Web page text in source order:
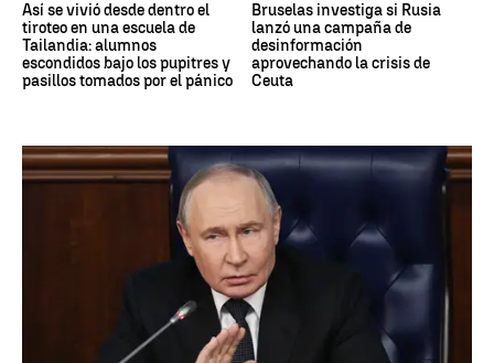
Así se vivió desde dentro el
tiroteo en una escuela de
Tailandia: alumnos
escondidos bajo los pupitres y
pasillos tomados por el pánico
Bruselas investiga si Rusia
lanzó una campaña de
desinformación
aprovechando la crisis de
Ceuta